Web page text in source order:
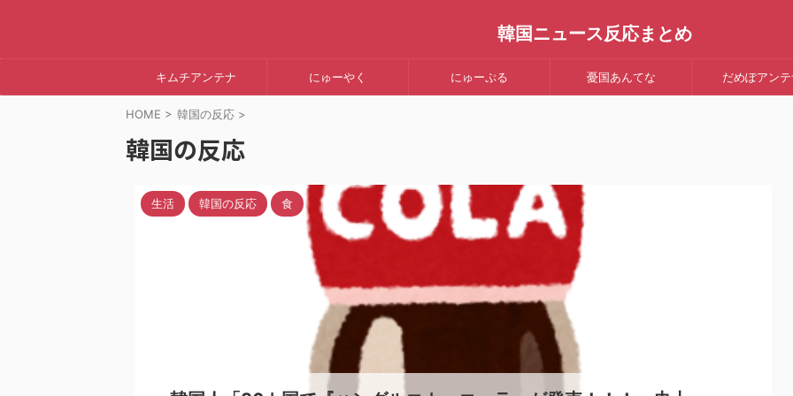
韓国ニュース反応まとめ
キムチアンテナ にゅーやく にゅーぷる 憂国あんてな だめぽアンテ
HOME > 韓国の反応 >
韓国の反応
生活 韓国の反応 食